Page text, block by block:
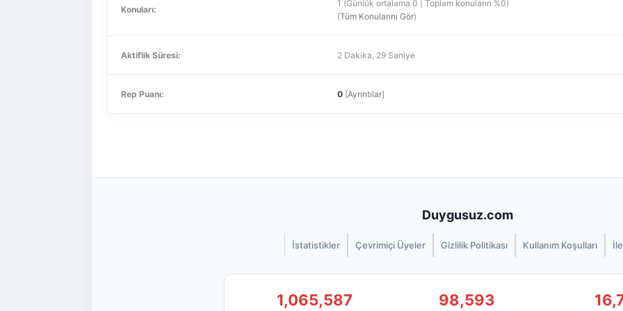
Konuları:
1 (Günlük ortalama 0 | Toplam konuların %0)
(Tüm Konularını Gör)
Aktiflik Süresi: 2 Dakika, 29 Saniye
Rep Puanı: 0 [Ayrıntılar]
Duygusuz.com
İstatistikler Çevrimiçi Üyeler Gizlilik Politikası Kullanım Koşulları
1,065,587 98,593